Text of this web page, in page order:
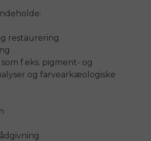
restaurering
f.eks. pigment- og
og farvearkæologiske